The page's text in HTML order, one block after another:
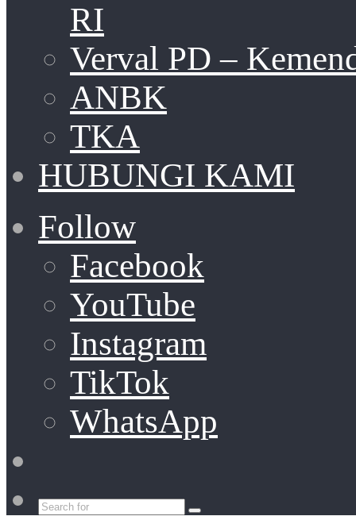
RI
Verval PD –
ANBK
TKA
HUBUNGI KAMI
Follow
Facebook
YouTube
Instagram
TikTok
WhatsApp
Search